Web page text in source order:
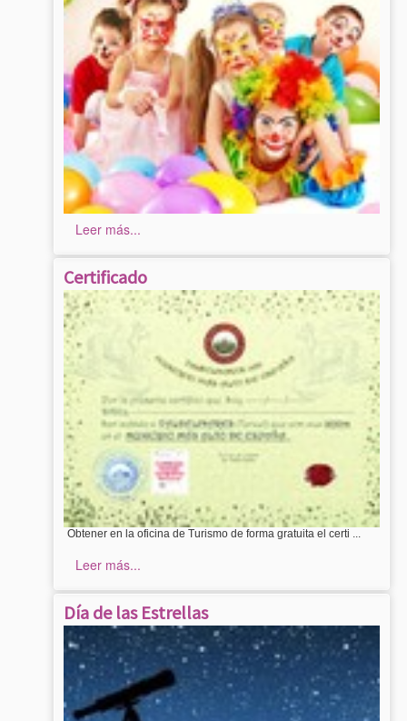
Leer más...
Certificado
Obtener en la oficina de Turismo de forma gratuita el certi ...
Leer más...
Día de las Estrellas